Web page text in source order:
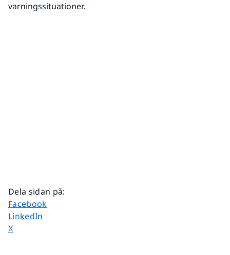
varningssituationer.
Dela sidan på:
Dela sidan på
Facebook
Dela sidan på
LinkedIn
Dela sidan på
X